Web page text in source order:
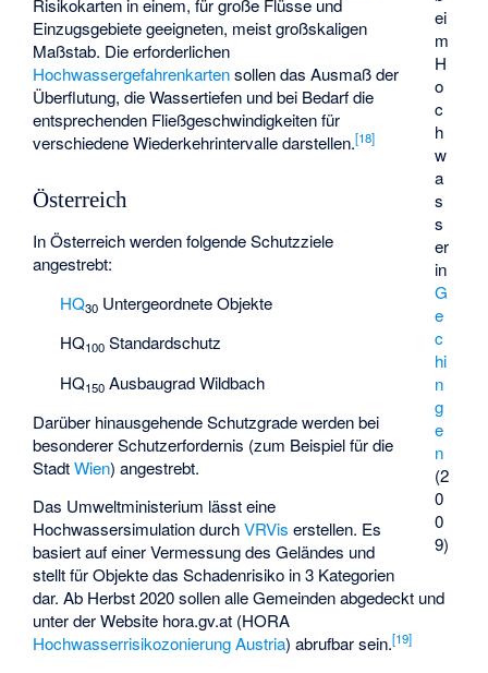
ei
m
H
o
c
h
w
a
s
s
er
in
G
e
c
hi
n
g
e
n
(2
0
0
9)
Einzugsgebiete geeigneten, meist großskaligen
Maßstab. Die erforderlichen
Hochwassergefahrenkartensollen das Ausmaß der
Überflutung, die Wassertiefen und bei Bedarf die
entsprechenden Fließgeschwindigkeiten für
verschiedene Wiederkehrintervalle darstellen.[18]
Österreich
In Österreich werden folgende Schutzziele
angestrebt:
HQ30Untergeordnete Objekte
HQ100Standardschutz
HQ150Ausbaugrad Wildbach
Darüber hinausgehende Schutzgrade werden bei
besonderer Schutzerfordernis (zum Beispiel für die
StadtWien) angestrebt.
Das Umweltministerium lässt eine
Hochwassersimulation durchVRVis erstellen. Es
basiert auf einer Vermessung des Geländes und
stellt für Objekte das Schadenrisiko in 3 Kategorien
dar. Ab Herbst 2020 sollen alle Gemeinden abgedeckt und
unter der Website hora.gv.at (HORA
Hochwasserrisikozonierung Austria) abrufbar sein.[19]